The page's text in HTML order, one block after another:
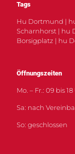
Tags
Hu Dortmund |
Scharnhorst | hu
Borsigplatz | hu
Öffnungszeiten
Mo. – Fr.: 09 bis
Sa: nach
So: geschlossen